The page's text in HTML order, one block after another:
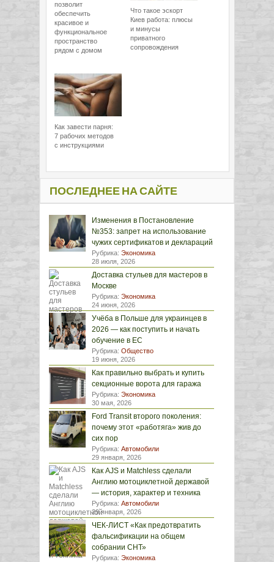
позволит
обеспечить
красивое и
функциональное
пространство
рядом с домом
Что такое эскорт
Киев работа: плюсы
и минусы
приватного
сопровождения
Как завести парня:
7 рабочих методов
с инструкциями
ПОСЛЕДНЕЕ НА САЙТЕ
Изменения в Постановление
№353: запрет на использование
чужих сертификатов и деклараций
Рубрика: Экономика
28 июля, 2026
Доставка стульев для мастеров в
Москве
Рубрика: Экономика
24 июня, 2026
Учёба в Польше для украинцев в
2026 — как поступить и начать
обучение в ЕС
Рубрика: Общество
19 июня, 2026
Как правильно выбрать и купить
секционные ворота для гаража
Рубрика: Экономика
30 мая, 2026
Ford Transit второго поколения:
почему этот «работяга» жив до
сих пор
Рубрика: Автомобили
29 января, 2026
Как AJS и Matchless сделали
Англию мотоциклетной державой
— история, характер и техника
Рубрика: Автомобили
29 января, 2026
ЧЕК-ЛИСТ «Как предотвратить
фальсификации на общем
собрании СНТ»
Рубрика: Экономика